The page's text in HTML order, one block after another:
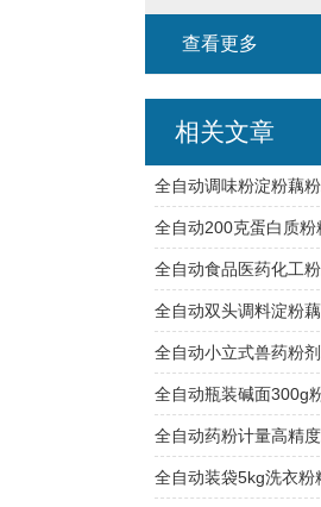
查看更多
相关文章
全自动调味粉淀粉藕
全自动200克蛋白质粉
全自动食品医药化工
全自动双头调料淀粉
全自动小立式兽药粉
全自动瓶装碱面300g
全自动药粉计量高精
全自动装袋5kg洗衣粉